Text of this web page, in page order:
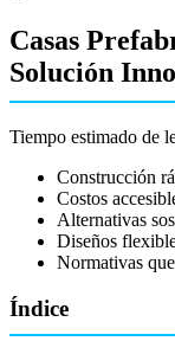
Casas
Solución
Tiempo estimado de
Construcción
Costos
Alternativas
Diseños
Normativas
Índice